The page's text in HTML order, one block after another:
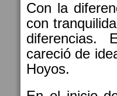
Con la
con
diferencias.
careció de
Hoyos.